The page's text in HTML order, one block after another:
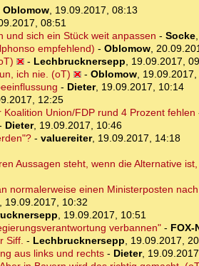
Oblomow, 19.09.2017, 08:13
08:51
und sich ein Stück weit anpassen - Socke,
empfehlend) - Oblomow,
- Lechbrucknersepp, 19.09.2017,
ich nie. (oT)
- Oblomow, 19.09.2017,
- Dieter, 19.09.2017, 10:14
12:25
Union/FDP rund 4 Prozent fehlen
Dieter, 19.09.2017, 10:46
- valuereiter, 19.09.2017, 14:18
Aussagen steht, wenn die Alternative
normalerweise einen Ministerposten
19.09.2017, 10:32
, 19.09.2017, 10:51
verbannen"- FOX-
Siff. - Lechbrucknersepp, 19.09.2017,
aus links und rechts- Dieter,